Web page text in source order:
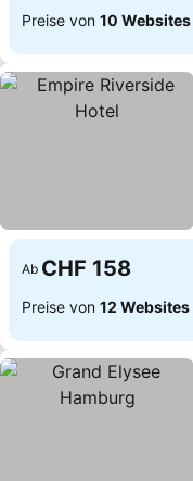
Preise von 10 Websites
Ab CHF 158
Preise von 12 Websites